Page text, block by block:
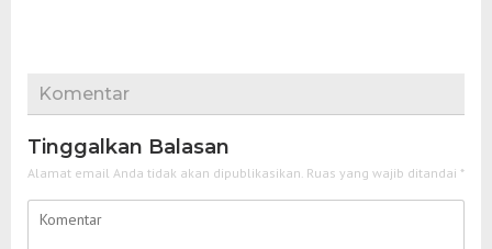
Komentar
Tinggalkan Balasan
Alamat email Anda tidak akan dipublikasikan. Ruas yang wajib ditandai *